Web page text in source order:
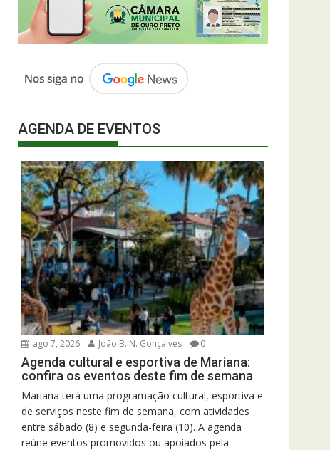
AGENDA DE EVENTOS
ago 7, 2026 João B. N. Gonçalves 0
Agenda cultural e esportiva de Mariana:
confira os eventos deste fim de semana
Mariana terá uma programação cultural, esportiva e
de serviços neste fim de semana, com atividades
entre sábado (8) e segunda-feira (10). A agenda
reúne eventos promovidos ou apoiados pela